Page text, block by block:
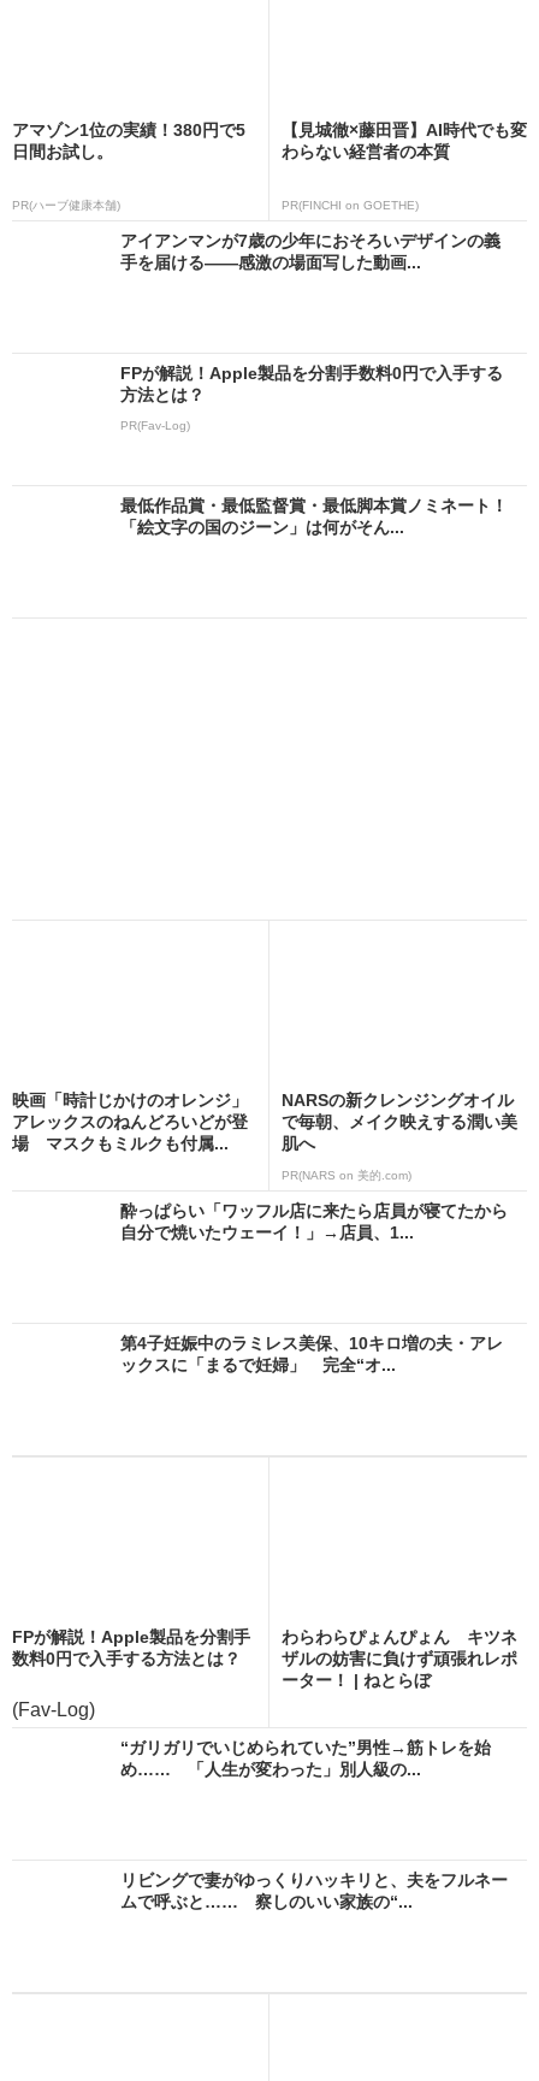
アマゾン1位の実績！380円で5
日間お試し。
PR(ハーブ健康本舗)
【見城徹×藤田晋】AI時代でも変
わらない経営者の本質
PR(FINCHI on GOETHE)
アイアンマンが7歳の少年におそろいデザインの義
手を届ける――感激の場面写した動画...
FPが解説！Apple製品を分割手数料0円で入手する
方法とは？
PR(Fav-Log)
最低作品賞・最低監督賞・最低脚本賞ノミネート！
「絵文字の国のジーン」は何がそん...
映画「時計じかけのオレンジ」
アレックスのねんどろいどが登
場 マスクもミルクも付属...
NARSの新クレンジングオイル
で毎朝、メイク映えする潤い美
肌へ
PR(NARS on 美的.com)
酔っぱらい「ワッフル店に来たら店員が寝てたから
自分で焼いたウェーイ！」→店員、1...
第4子妊娠中のラミレス美保、10キロ増の夫・アレ
ックスに「まるで妊婦」 完全“オ...
FPが解説！Apple製品を分割手
数料0円で入手する方法とは？
(Fav-Log)
わらわらぴょんぴょん キツネ
ザルの妨害に負けず頑張れレポ
ーター！ | ねとらぼ
“ガリガリでいじめられていた”男性→筋トレを始
め…… 「人生が変わった」別人級の...
リビングで妻がゆっくりハッキリと、夫をフルネー
ムで呼ぶと…… 察しのいい家族の“...